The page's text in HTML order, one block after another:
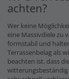
achten?
Wer keine
eine Massivdiele zu
formstabil und
Terrassenbelag als
beachten ist, dass